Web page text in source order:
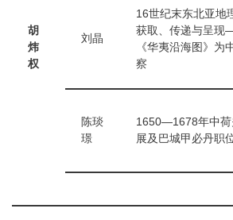
胡
炜
权
刘晶
16世纪末东北亚地
获取、传递与呈
《华夷沿海图》为
察
陈琰
璟
1650—1678年中荷
展及巴城甲必丹职